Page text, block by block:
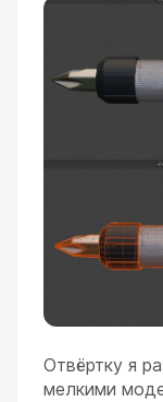
Отвёртку я
мелкими